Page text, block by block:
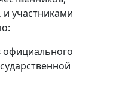
участниками
официального